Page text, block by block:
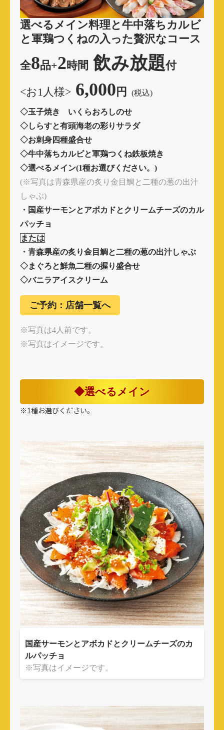
選べるメイン料理と牛中落ちカルビ
と軍鶏つくねの入った贅沢なコース
全8品+2時間 飲み放題付
<お1人様> 6,000 円 (税込)
◇玉子焼き いくらおろしのせ
◇しらすと有頭海老の彩りサラダ
◇お刺身四種盛合せ
◇牛中落ちカルビと軍鶏つくね鉄板焼き
◇選べるメイン(1種お選びください。)
(※写真は青森県産の炙り金目鯛と二種の葱の出汁
しゃぶ)
・国産サーモンとアボカドとクリームチーズのカル
パッチョ
または
・青森県産の炙り金目鯛と二種の葱の出汁しゃぶ
◇まぐろと鮮魚二種の握り盛合せ
◇バニラアイスクリーム
ご予約：店舗一覧へ
※写真は4人前です。
※写真はイメージです。
◆選べるメイン
※1種お選びください。
国産サーモンとアボカドとクリームチーズのカ
ルパッチョ
※写真はイメージです。